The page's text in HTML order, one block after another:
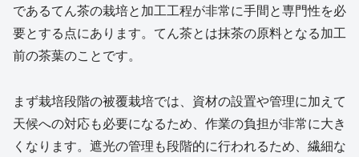
であるてん茶の栽培と加工工程が非常に手間と専門性を必
要とする点にあります。てん茶とは抹茶の原料となる加工
前の茶葉のことです。
まず栽培段階の被覆栽培では、資材の設置や管理に加えて
天候への対応も必要になるため、作業の負担が非常に大き
くなります。遮光の管理も段階的に行われるため、繊細な